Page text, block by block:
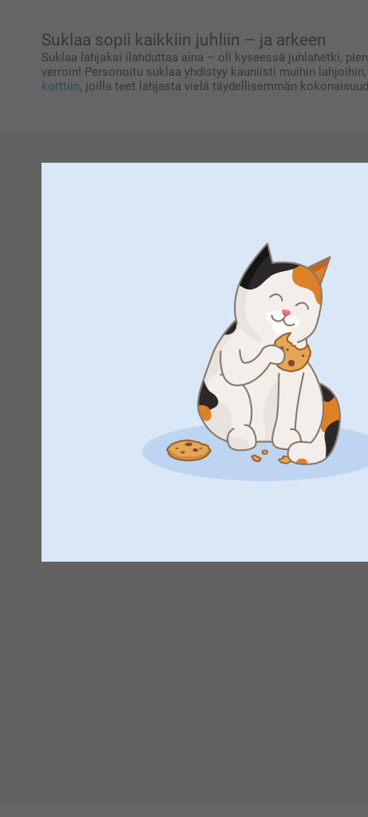
Suklaa sopii kaikkiin juhliin – ja arkeen
Suklaa lahjaksi ilahduttaa aina – oli kyseessä juhlahetki,
verroin! Personoitu suklaa yhdistyy kauniisti muihin
korttiin, joilla teet lahjasta vielä täydellisemmän